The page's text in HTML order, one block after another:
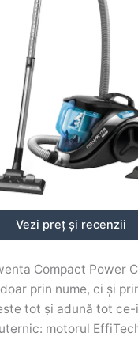
Vezi preț și recenzii
Compact Power
prin nume, ci și
tot și adună tot ce-
motorul